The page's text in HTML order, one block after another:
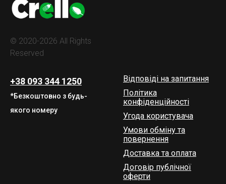
© 2020-2026 All Rights
Reserved
+38 093 344 1250
*Безкоштовно з будь-
якого номеру
Відповіді на запитання
Політика
конфіденційності
Угода користувача
Умови обміну та
повернення
Доставка та оплата
Договір публічної
оферти